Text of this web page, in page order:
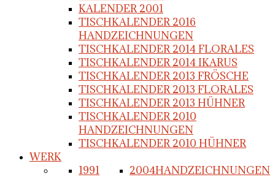
KALENDER 2001
TISCHKALENDER 2016
HANDZEICHNUNGEN
TISCHKALENDER 2014 FLORALES
TISCHKALENDER 2014 IKARUS
TISCHKALENDER 2013 FRÖSCHE
TISCHKALENDER 2013 FLORALES
TISCHKALENDER 2013 HÜHNER
TISCHKALENDER 2010
HANDZEICHNUNGEN
TISCHKALENDER 2010 HÜHNER
WERK
HANDZEICHNUNGEN
1991
2004